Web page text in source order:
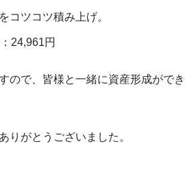
コツコツ積み上げ。
24,961円
ので、皆様と一緒に資産形成ができ
りがとうございました。